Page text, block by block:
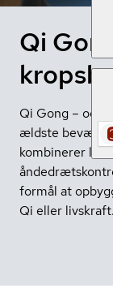
Qi
Qi Gong – også
ældste
kombinerer
formål at
Qi eller livskraft.